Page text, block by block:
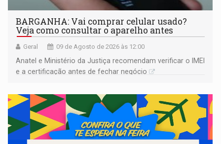
BARGANHA: Vai comprar celular usado?
Veja como consultar o aparelho antes
Geral 09 de Agosto de 2026 às 12:00
Anatel e Ministério da Justiça recomendam verificar o IMEI
e a certificação antes de fechar negócio